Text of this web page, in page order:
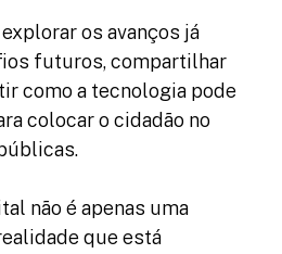
os avanços já
futuros, compartilhar
como a tecnologia pode
colocar o cidadão no
não é apenas uma
que está